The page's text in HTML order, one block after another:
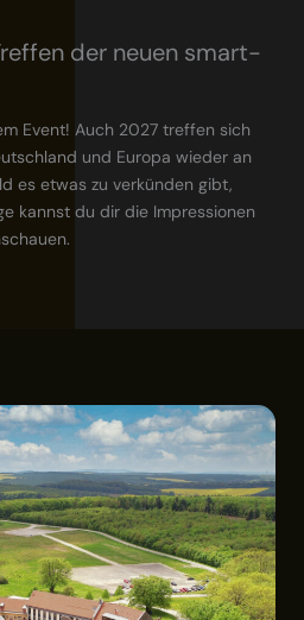
der neuen smart-
Event! Auch 2027 treffen sich
und Europa wieder an
es etwas zu verkünden gibt,
kannst du dir die Impressionen